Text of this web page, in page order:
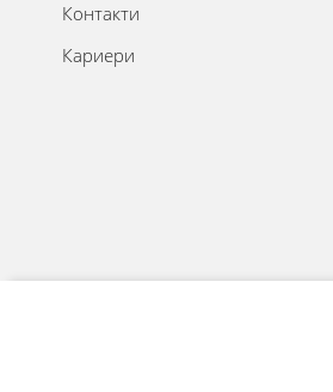
Контакти
Кариери